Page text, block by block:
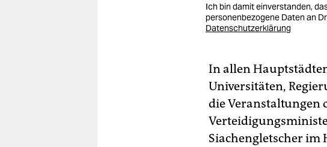
Ich bin damit einverstanden,
personenbezogene Daten an
Datenschutzerklärung
In allen
Universitäten,
die Veranstaltungen
Siachengletscher im